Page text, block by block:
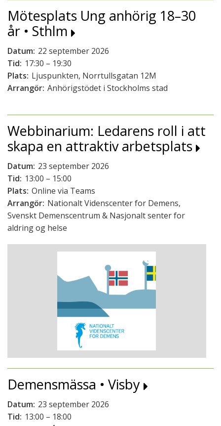
Mötesplats Ung anhörig 18–30
år • Sthlm
Datum: 22 september 2026
Tid: 17:30 – 19:30
Plats: Ljuspunkten, Norrtullsgatan 12M
Arrangör: Anhörigstödet i Stockholms stad
Webbinarium: Ledarens roll i att
skapa en attraktiv arbetsplats
Datum: 23 september 2026
Tid: 13:00 – 15:00
Plats: Online via Teams
Arrangör: Nationalt Videnscenter for Demens,
Svenskt Demenscentrum & Nasjonalt senter for
aldring og helse
Demensmässa • Visby
Datum: 23 september 2026
Tid: 13:00 – 18:00